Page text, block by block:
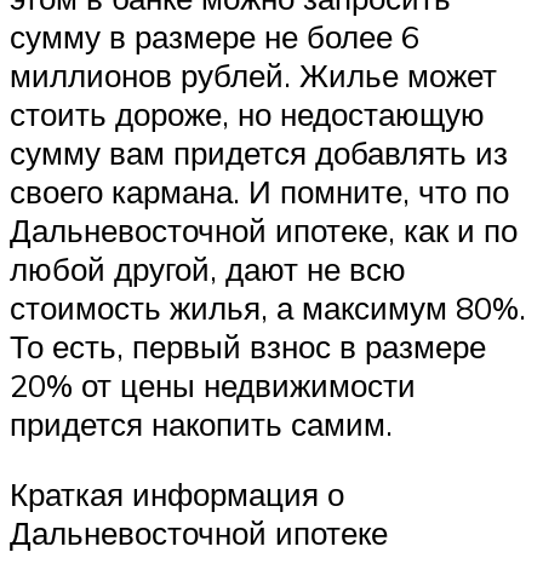
сумму в размере не более 6
миллионов рублей. Жилье может
стоить дороже, но недостающую
сумму вам придется добавлять из
своего кармана. И помните, что по
Дальневосточной ипотеке, как и по
любой другой, дают не всю
стоимость жилья, а максимум 80%.
То есть, первый взнос в размере
20% от цены недвижимости
придется накопить самим.
Краткая информация о
Дальневосточной ипотеке